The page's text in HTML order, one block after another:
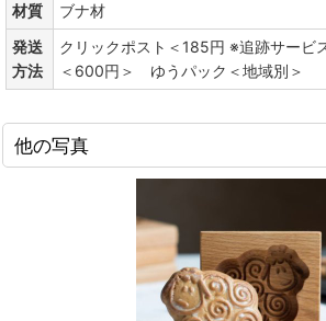
材質
ブナ材
発送
方法
クリックポスト＜185円 ※追跡サー
＜600円＞ ゆうパック＜地域別＞
他の写真